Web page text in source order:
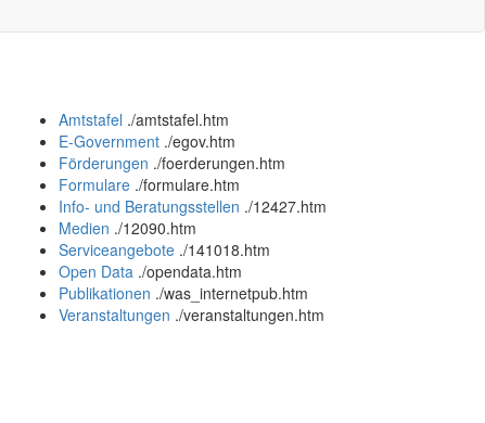
Amtstafel ./amtstafel.htm
E-Government ./egov.htm
Förderungen ./foerderungen.htm
Formulare ./formulare.htm
Info- und Beratungsstellen ./12427.htm
Medien ./12090.htm
Serviceangebote ./141018.htm
Open Data ./opendata.htm
Publikationen ./was_internetpub.htm
Veranstaltungen ./veranstaltungen.htm